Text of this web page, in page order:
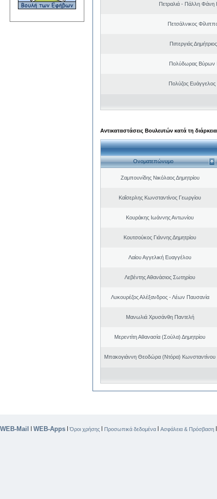
Πετραλιά - Πάλλη Φάνη
Πετσάλνικος
Πιπεργιάς
Πολύδωρας Βύρων
Πολύζος Ευάγγελος
Αντικαταστάσεις Βουλευτών κατά τη
Ονοματεπώνυμο
Ζαμπουνίδης Νικόλαος Δημητρίου
Καΐσερλης Κωνσταντίνος Γεωργίου
Κουράκης Ιωάννης Αντωνίου
Κουτσούκος Γιάννης Δημητρίου
Λαίου Αγγελική Ευαγγέλου
Λεβέντης Αθανάσιος Σωτηρίου
Λυκουρέζος Αλέξανδρος - Λέων Παυσανία
Μανωλιά Χρυσάνθη Παντελή
Μερεντίτη Αθανασία (Σούλα) Δημητρίου
Μπακογιάννη Θεοδώρα (Ντόρα) Κωνσταντίνου
WEB-Mail | WEB-Apps |Όροι χρήσης | Προσωπικά δεδομένα | Ασφάλεια & Πρόσβαση